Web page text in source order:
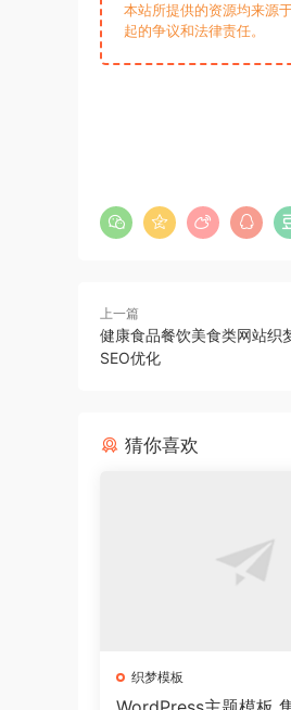
本站所提供的资源均来源
起的争议和法律责任。
上一篇
健康食品餐饮美食类网站织
SEO优化
猜你喜欢
织梦模板